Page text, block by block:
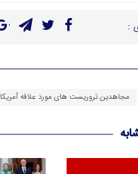
:
مجاهدین تروریست های مورد علاقه آمریکا